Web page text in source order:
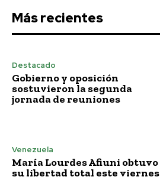
Más recientes
Destacado
Gobierno y oposición
sostuvieron la segunda
jornada de reuniones
Venezuela
María Lourdes Afiuni obtuvo
su libertad total este viernes